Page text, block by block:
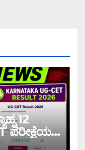
12
ಪರೀಕ್ಷೆಯ
Result